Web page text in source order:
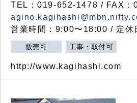
TEL：019-652-1478 / FAX：
営業時間：9:00〜18:00 / 定休
販売可 工事・取付可
http://www.kagihashi.com